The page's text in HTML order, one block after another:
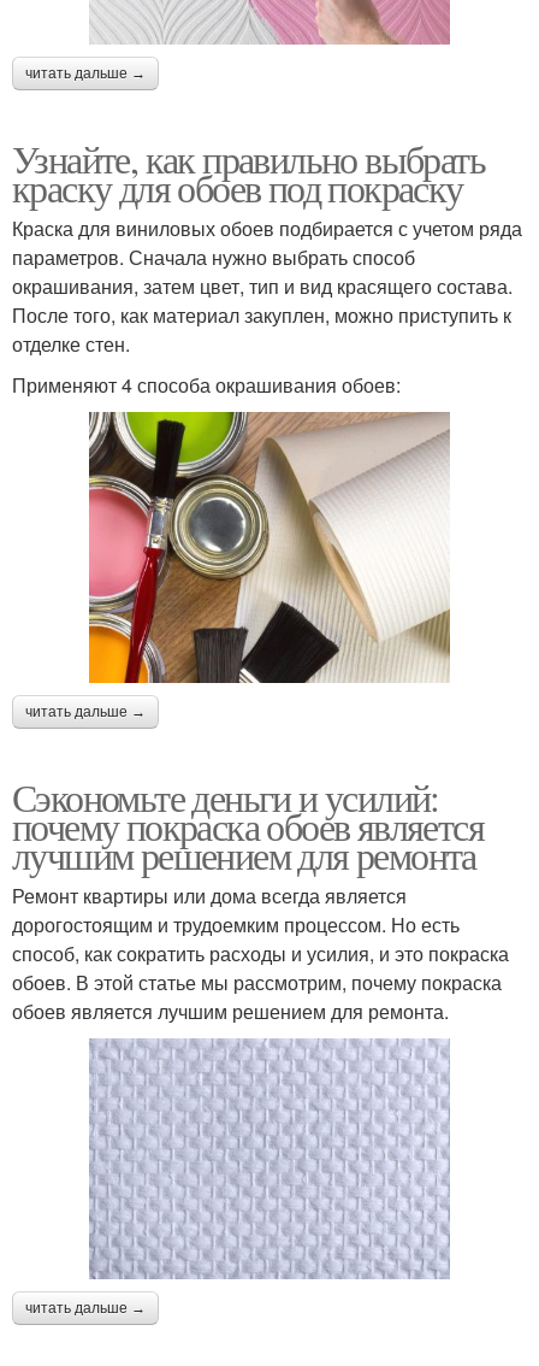
читать дальше →
Узнайте, как правильно выбрать
краску для обоев под покраску
Краска для виниловых обоев подбирается с учетом ряда
параметров. Сначала нужно выбрать способ
окрашивания, затем цвет, тип и вид красящего состава.
После того, как материал закуплен, можно приступить к
отделке стен.
Применяют 4 способа окрашивания обоев:
читать дальше →
Сэкономьте деньги и усилий:
почему покраска обоев является
лучшим решением для ремонта
Ремонт квартиры или дома всегда является
дорогостоящим и трудоемким процессом. Но есть
способ, как сократить расходы и усилия, и это покраска
обоев. В этой статье мы рассмотрим, почему покраска
обоев является лучшим решением для ремонта.
читать дальше →